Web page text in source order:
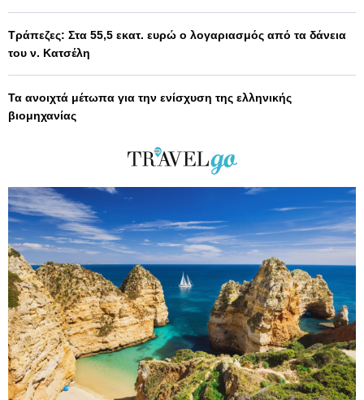
Τράπεζες: Στα 55,5 εκατ. ευρώ ο λογαριασμός από τα δάνεια
του ν. Κατσέλη
Τα ανοιχτά μέτωπα για την ενίσχυση της ελληνικής
βιομηχανίας